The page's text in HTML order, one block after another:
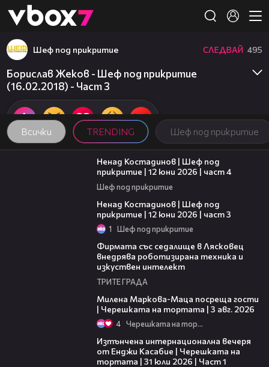
👾
Всички TRENDING Шеф под прикритие
Шеф под прикритие СЛЕДВАЙ 495
Борислав Жеков - Шеф под прикритие
(16.02.2018) - Част 3
16:45
Ненад Костадинов | Шеф под
прикритие | 12 юни 2026 | част 4
Шеф под прикритие
Ненад Костадинов | Шеф под
прикритие | 12 юни 2026 | част 3
1 Шеф под прикритие
Фирмата със седалище в Лясковец
внедрява роботизирана техника и
изкуствен интелект
ТРИТЕ ГРАДА
Милена Маркова-Маца посреща гости
| Черешката на тортата | 3 авг. 2026
4 Черешката на тортата
Изтънчена интернационална вечеря
от Енджи Касабие | Черешката на
тортата | 31 юли 2026 | Част 1